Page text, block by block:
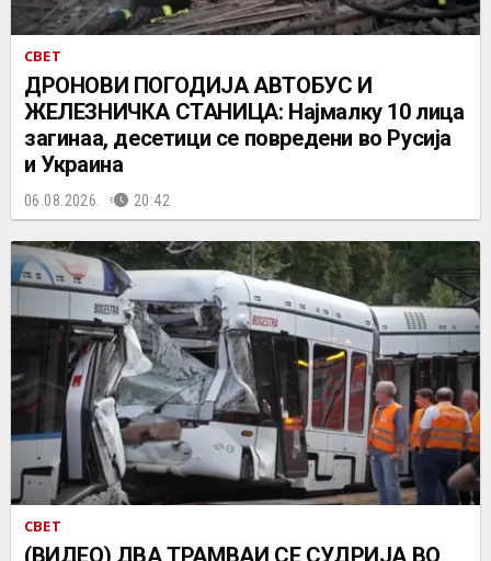
СВЕТ
ДРОНОВИ ПОГОДИЈА АВТОБУС И
ЖЕЛЕЗНИЧКА СТАНИЦА: Најмалку 10 лица
загинаа, десетици се повредени во Русија
и Украина
06.08.2026. 20:42
СВЕТ
(ВИДЕО) ДВА ТРАМВАИ СЕ СУДРИЈА ВО